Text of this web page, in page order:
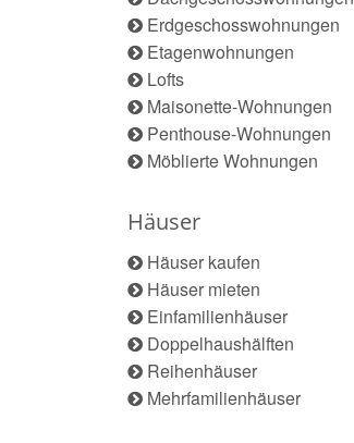
Erdgeschosswohnungen
Etagenwohnungen
Lofts
Maisonette-Wohnungen
Penthouse-Wohnungen
Möblierte Wohnungen
Häuser
Häuser kaufen
Häuser mieten
Einfamilienhäuser
Doppelhaushälften
Reihenhäuser
Mehrfamilienhäuser